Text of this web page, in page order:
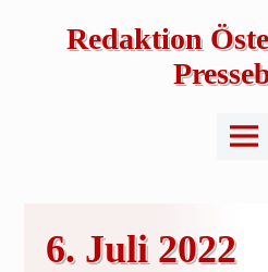
Redaktion
Main
Menu
6. Juli 2022